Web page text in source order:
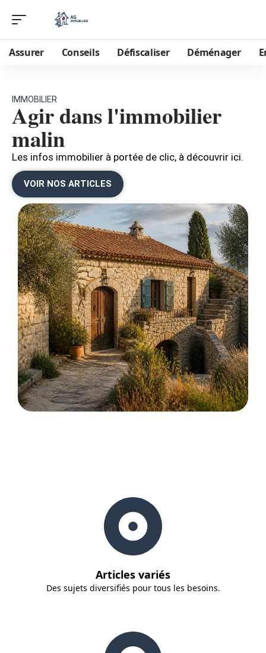
Assurer Conseils Défiscaliser Déménager
IMMOBILIER
Agir dans l'immobilier
malin
Les infos immobilier à portée de clic, à découvrir ici.
VOIR NOS ARTICLES
Articles variés
Des sujets diversifiés pour tous les besoins.